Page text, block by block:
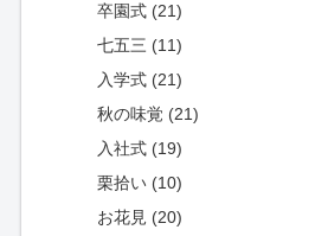
卒園式 (21)
七五三 (11)
入学式 (21)
秋の味覚 (21)
入社式 (19)
栗拾い (10)
お花見 (20)